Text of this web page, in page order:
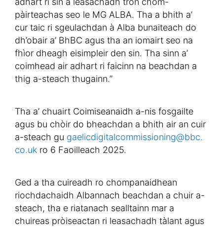
pàirteachas seo le MG ALBA. Tha a bhith a’
cur taic ri sgeulachdan à Alba bunaiteach do
dh’obair a’ BhBC agus tha an iomairt seo na
fhìor dheagh eisimpleir den sin. Tha sinn a’
coimhead air adhart ri faicinn na beachdan a
thig a-steach thugainn.”
Tha a’ chuairt Coimiseanaidh a-nis fosgailte
agus bu chòir do bheachdan a bhith air an cuir
a-steach gu gaelicdigitalcommissioning@bbc.
co.uk ro 6 Faoilleach 2025.
Ged a tha cuireadh ro chompanaidhean
riochdachaidh Albannach beachdan a chuir a-
steach, tha e riatanach sealltainn mar a
chuireas pròiseactan ri leasachadh tàlant agus